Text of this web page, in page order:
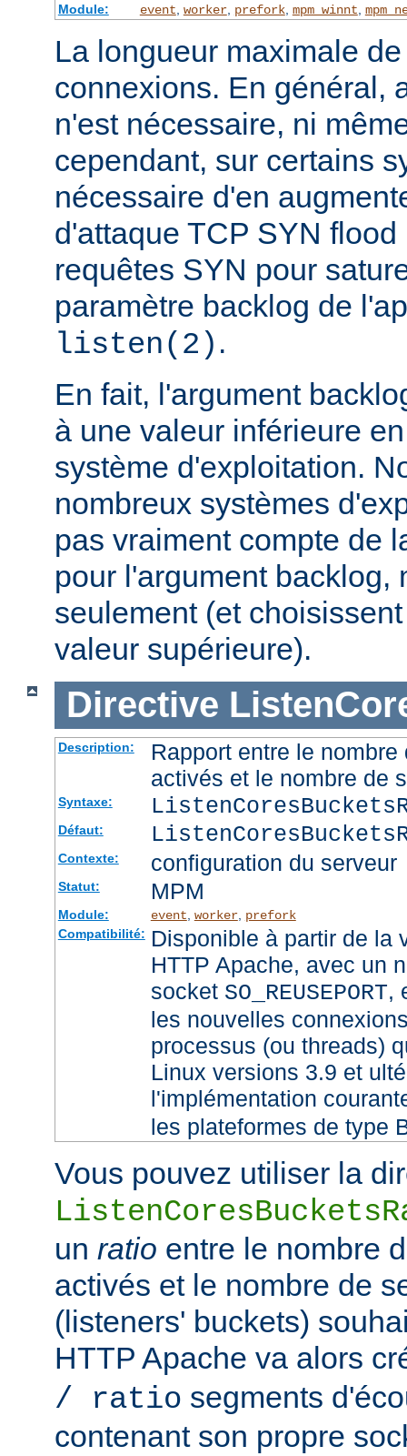
Module: event, worker, prefork, mpm_winnt,
La longueur maximale
connexions. En général,
n'est nécessaire, ni
cependant, sur certains
nécessaire d'en
d'attaque TCP SYN
requêtes SYN pour
paramètre backlog de
listen(2) .
En fait, l'argument
à une valeur inférieure
système d'exploitation.
nombreux systèmes
pas vraiment compte de
pour l'argument backlog,
seulement (et
valeur supérieure).
Directive
Description:
Rapport entre le
activés et le nombre de
Syntaxe:
Défaut:
Contexte: configuration du serveur
Statut: MPM
Module: event worker, prefork
Compatibilité: Disponible à partir de la
HTTP Apache, avec un
socket SO_REUSEPORT,
les nouvelles
processus (ou threads)
Linux versions 3.9 et
l'implémentation
les plateformes de type
Vous pouvez utiliser la
un ratio entre le nombre
activés et le nombre de
(listeners' buckets)
HTTP Apache va alors
/ ratio segments
contenant son propre